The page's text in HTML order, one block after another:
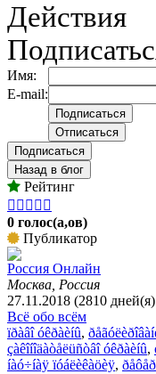
Действия
Имя:
E-mail:
Подписаться
Назад в блог
Рейтинг
    
0 голос(а,ов)
Публикатор
Россия Онлайн
Москва, Россия
27.11.2018 (2810
Всё обо всём
ïðàâî óêðàèíû,
çàêîíîäàòåëüñòâî óêðàèíû,
íàó÷íàÿ ïóáëèêàöèÿ,